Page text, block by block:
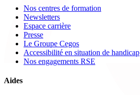
Nos centres de formation
Newsletters
Espace carrière
Presse
Le Groupe Cegos
Accessibilité en situation de handicap
Nos engagements RSE
Aides